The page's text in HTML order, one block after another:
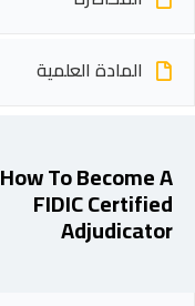
المادة العلمية
How To Become A
FIDIC Certified
Adjudicator